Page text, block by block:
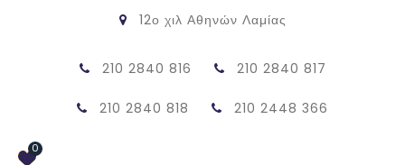
12ο χιλ Αθηνών Λαμίας
210 2840 816 210 2840 817
210 2840 818 210 2448 366
0